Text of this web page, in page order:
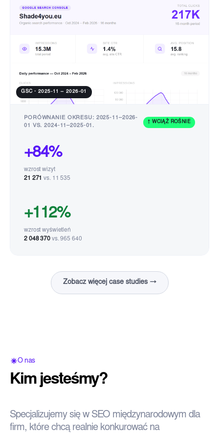
umiejętne wykorzystanie AI do skalowania contentu i
automatyzacji procesów SEO. NON.agency skutecznie
łączy techniczne SEO, content oraz link building w jeden
szczególnie istotne są rekomendacje dotyczące struktury
międzynarodowej. Dodatkowo ich podejście wspiera
buildingowe na rynkach lokalnych. To partner, który działa
strategicznie i dostarcza mierzalne efekty w postaci
wzrostu widoczności, ruchu i sprzedaży.”
GSC · 2025-11 – 2026-01
PORÓWNANIE OKRESU: 2025-11–2026-
01 VS. 2024-11–2025-01.
↑ WCIĄŻ ROŚNIE
+84%
wzrost wizyt
21 271 vs. 11 535
+112%
wzrost wyświetleń
2 048 370vs. 965 640
Zobacz więcej case studies →
O nas
Kim jesteśmy?
Specjalizujemy się w SEO międzynarodowym dla
firm, które chcą realnie konkurować na